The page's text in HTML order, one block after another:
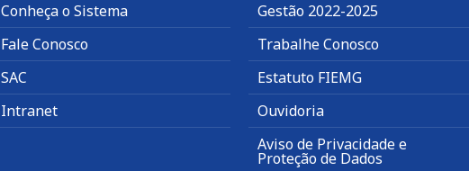
Conheça o Sistema
Fale Conosco
SAC
Intranet
Gestão 2022-2025
Trabalhe Conosco
Estatuto FIEMG
Ouvidoria
Aviso de Privacidade e
Proteção de Dados